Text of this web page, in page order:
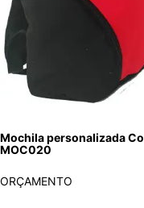
Mochila personalizada
MOC020
ORÇAMENTO